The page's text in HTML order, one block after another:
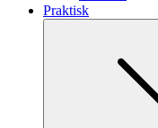
Praktisk